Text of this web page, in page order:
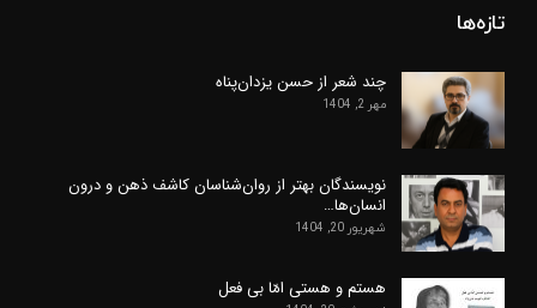
تازه‌ها
چند شعر از حسن یزدان‌پناه
مهر 2, 1404
نویسندگان بهتر از روان‌شناسان کاشف ذهن و درون
انسان‌ها…
شهریور 20, 1404
هستم و هستی امّا بی فعل